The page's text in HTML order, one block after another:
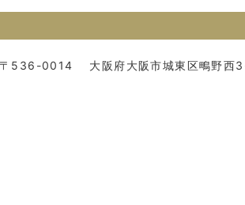
〒536-0014 大阪府大阪市城東区鴫野